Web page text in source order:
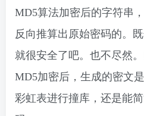
MD5算法加密后的字符串
反向推算出原始密码的。
就很安全了吧。也不尽然
MD5加密后，生成的密文
彩虹表进行撞库，还是能